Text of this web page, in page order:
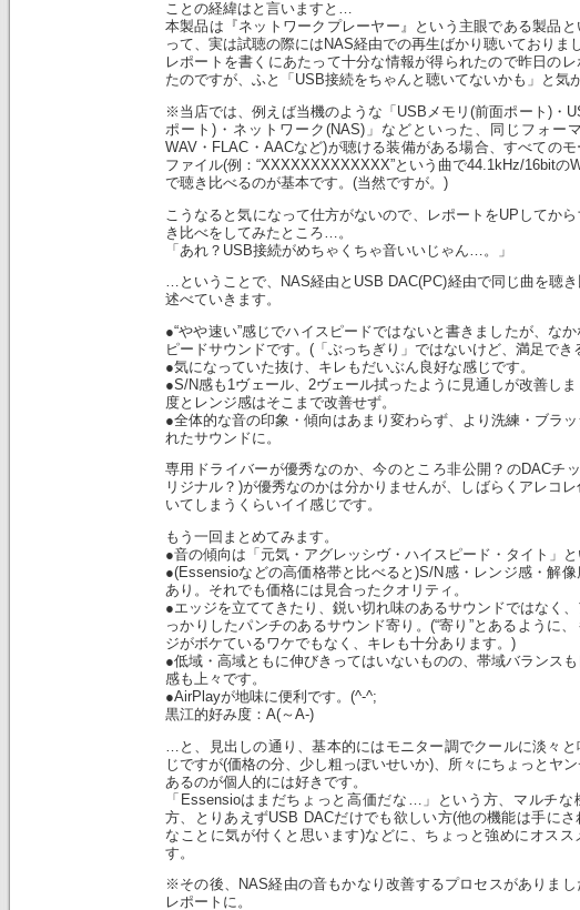
ことの経緯はと言いますと…
本製品は『ネットワークプレーヤー』という主眼である製品と
って、実は試聴の際にはNAS経由での再生ばかり聴いておりまし
レポートを書くにあたって十分な情報が得られたので昨日の
たのですが、ふと「USB接続をちゃんと聴いてないかも」と気
※当店では、例えば当機のような「USBメモリ(前面ポート)・
ポート)・ネットワーク(NAS)」などといった、同じフォー
WAV・FLAC・AACなど)が聴ける装備がある場合、すべての
ファイル(例：“XXXXXXXXXXXXX”という曲で44.1kHz/16bitの
で聴き比べるのが基本です。(当然ですが。)
こうなると気になって仕方がないので、レポートをUPしてか
き比べをしてみたところ…。
「あれ？USB接続がめちゃくちゃ音いいじゃん…。」
…ということで、NAS経由とUSB DAC(PC)経由で同じ曲を聴き
述べていきます。
●“やや速い”感じでハイスピードではないと書きましたが、な
ピードサウンドです。(「ぶっちぎり」ではないけど、満足でき
●気になっていた抜け、キレもだいぶん良好な感じです。
●S/N感も1ヴェール、2ヴェール拭ったように見通しが改善し
度とレンジ感はそこまで改善せず。
●全体的な音の印象・傾向はあまり変わらず、より洗練・ブラッ
れたサウンドに。
専用ドライバーが優秀なのか、今のところ非公開？のDACチ
リジナル？)が優秀なのかは分かりませんが、しばらくアレコ
いてしまうくらいイイ感じです。
もう一回まとめてみます。
●音の傾向は「元気・アグレッシヴ・ハイスピード・タイト」と
●(Essensioなどの高価格帯と比べると)S/N感・レンジ感・解
あり。それでも価格には見合ったクオリティ。
●エッジを立ててきたり、鋭い切れ味のあるサウンドではなく
っかりしたパンチのあるサウンド寄り。(“寄り”とあるように
ジがボケているワケでもなく、キレも十分あります。)
●低域・高域ともに伸びきってはいないものの、帯域バランス
感も上々です。
●AirPlayが地味に便利です。(^-^;
黒江的好み度：A(～A-)
…と、見出しの通り、基本的にはモニター調でクールに淡々
じですが(価格の分、少し粗っぽいせいか)、所々にちょっとヤ
あるのが個人的には好きです。
「Essensioはまだちょっと高価だな…」という方、マルチな
方、とりあえずUSB DACだけでも欲しい方(他の機能は手にさ
なことに気が付くと思います)などに、ちょっと強めにオスス
す。
※その後、NAS経由の音もかなり改善するプロセスがありまし
レポートに。